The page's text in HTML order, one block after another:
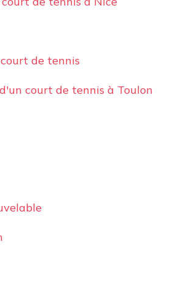
de tennis
court de tennis à Toulon